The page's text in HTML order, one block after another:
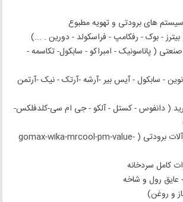
های برودتی و تهویه مطبوع
- بوک - رفکامپ - فراسکولد - دورین . ...)
( پاناسونیک - امبراکو - سابکول- تکاسمه -
نوین - سابکول - آیس بیر -آرشه -آرتک - نیک -آرتمن
( دانفوس - کستل - آلکو - جی ام سی-کلدفلکس-
اتصالات برنجی و ابزارآلات برودتی ( gomax-wika-mrcool-pm-value-
کامل سردخانه
عایق رول و شاخه
و روغن)